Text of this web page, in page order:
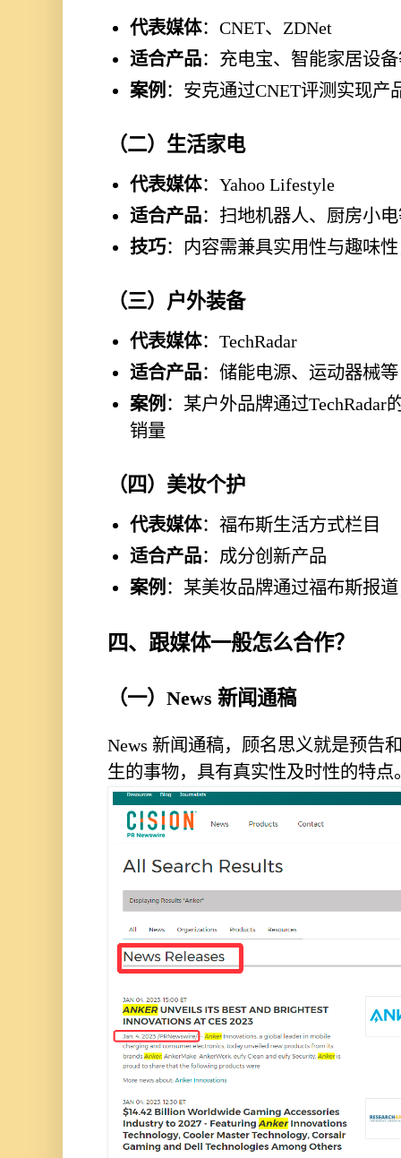
代表媒体：CNET、ZDNet
适合产品：充电宝、智能家居设
案例 ：安克通过CNET评测实现产
（二）生活家电
代表媒体：Yahoo Lifestyle
适合产品：扫地机器人、厨房小
技巧：内容需兼具实用性与趣味
（三）户外装备
代表媒体：TechRadar
适合产品：储能电源、运动器械等
案例 ：某户外品牌通过TechRadar
销量
（四）美妆个护
代表媒体：福布斯生活方式栏目
适合产品：成分创新产品
案例 ：某美妆品牌通过福布斯报
四、跟媒体一般怎么合作？
（一）News 新闻通稿
News 新闻通稿，顾名思义就是预告
生的事物，具有真实性及时性的特点